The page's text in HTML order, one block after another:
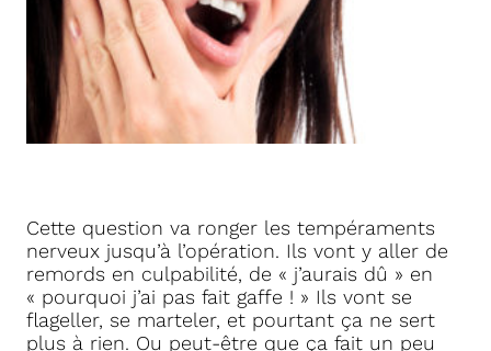
Cette question va ronger les tempéraments
nerveux jusqu’à l’opération. Ils vont y aller de
remords en culpabilité, de « j’aurais dû » en
« pourquoi j’ai pas fait gaffe ! » Ils vont se
flageller, se marteler, et pourtant ça ne sert
plus à rien. Ou peut-être que ça fait un peu